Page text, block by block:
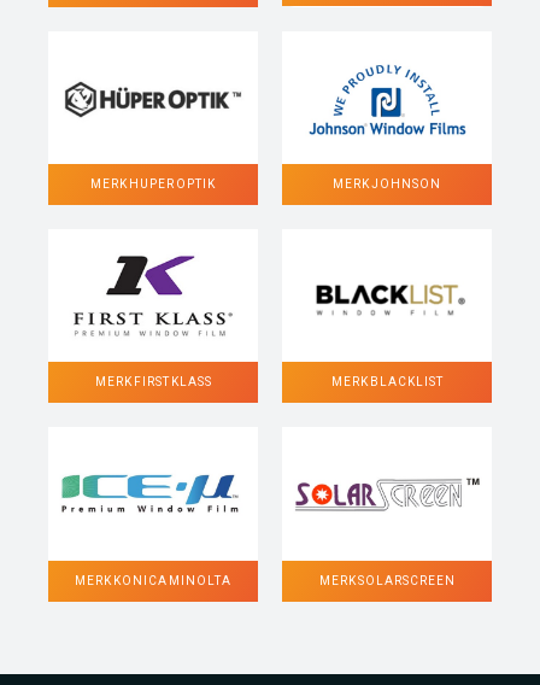
MERK HUPER OPTIK MERK JOHNSON
MERK FIRST KLASS MERK BLACKLIST
MERK KONICA MINOLTA MERK SOLARSCREEN